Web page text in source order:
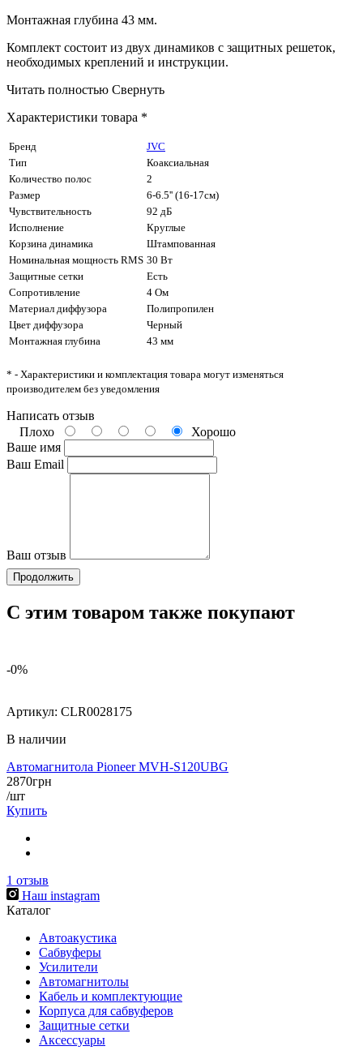
Монтажная глубина 43 мм.
Комплект состоит из двух динамиков с защитных решеток,
необходимых креплений и инструкции.
Читать полностью Свернуть
Характеристики товара *
Бренд
JVC
Тип
Коаксиальная
Количество полос
2
Размер
6-6.5'' (16-17см)
Чувствительность
92 дБ
Исполнение
Круглые
Корзина динамика
Штампованная
Номинальная мощность RMS 30 Вт
Защитные сетки
Есть
Сопротивление
4 Ом
Материал диффузора
Полипропилен
Цвет диффузора
Черный
Монтажная глубина
43 мм
* - Характеристики и комплектация товара могут изменяться
производителем без уведомления
Написать отзыв
Плохо
Хорошо
Ваше имя
Ваш Email
Ваш отзыв
Продолжить
С этим товаром также покупают
-0%
Артикул: CLR0028175
В наличии
Автомагнитола Pioneer MVH-S120UBG
2870грн
/шт
Купить
1 отзыв
Наш instagram
Каталог
Автоакустика
Сабвуферы
Усилители
Автомагнитолы
Кабель и комплектующие
Корпуса для сабвуферов
Защитные сетки
Аксессуары